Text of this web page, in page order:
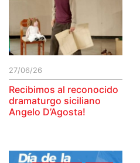
27/06/26
Recibimos al reconocido
dramaturgo siciliano
Angelo D’Agosta!